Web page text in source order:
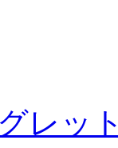
レッ